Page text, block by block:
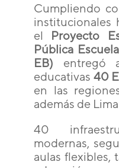
Cumpliendo
institucionales
el Proyecto
Pública
EB) entregó
educativas 40
en las
además de
40
modernas,
aulas flexibles,